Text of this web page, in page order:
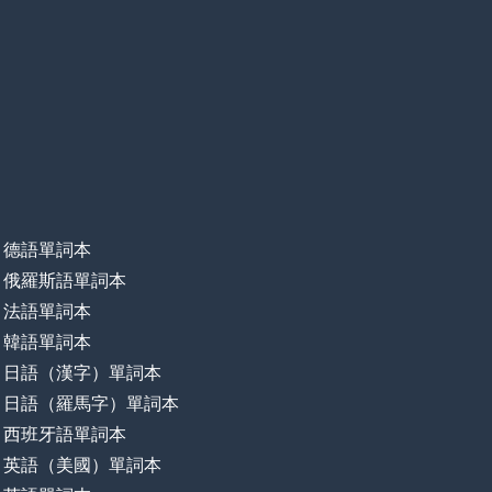
德語單詞本
俄羅斯語單詞本
法語單詞本
韓語單詞本
日語（漢字）單詞本
日語（羅馬字）單詞本
西班牙語單詞本
英語（美國）單詞本